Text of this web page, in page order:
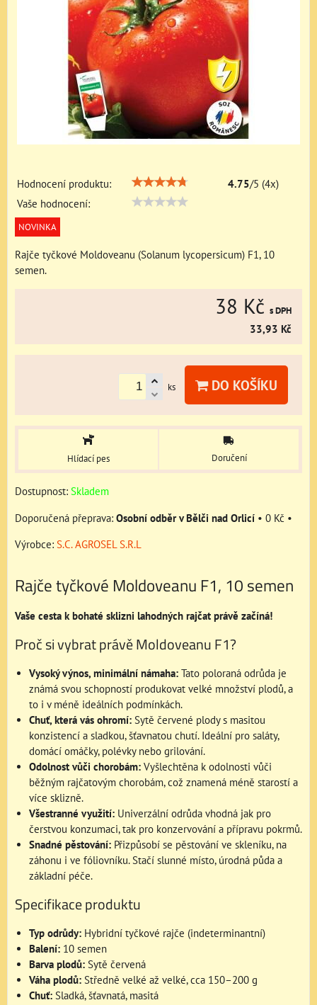
Hodnocení produktu: 4.75/5 (4x)
Vaše hodnocení:
NOVINKA
Rajče tyčkové Moldoveanu (Solanum lycopersicum) F1, 10
semen.
38 Kč s DPH
33,93 Kč
ks DO KOŠÍKU
Hlídací pes Doručení
Dostupnost: Skladem
Osobní odběr v Bělči nad Orlicí • 0 Kč •
Výrobce: S.C. AGROSEL S.R.L
Rajče tyčkové Moldoveanu F1, 10 semen
Vaše cesta k bohaté sklizni lahodných rajčat právě začíná!
Proč si vybrat právě Moldoveanu F1?
Vysoký výnos, minimální námaha: Tato poloraná odrůda je
známá svou schopností produkovat velké množství plodů, a
to i v méně ideálních podmínkách.
Chuť, která vás ohromí: Sytě červené plody s masitou
konzistencí a sladkou, šťavnatou chutí. Ideální pro saláty,
domácí omáčky, polévky nebo grilování.
Odolnost vůči chorobám: Vyšlechtěna k odolnosti vůči
běžným rajčatovým chorobám, což znamená méně starostí a
více sklizně.
Všestranné využití: Univerzální odrůda vhodná jak pro
čerstvou konzumaci, tak pro konzervování a přípravu pokrmů.
Snadné pěstování: Přizpůsobí se pěstování ve skleníku, na
záhonu i ve fóliovníku. Stačí slunné místo, úrodná půda a
základní péče.
Specifikace produktu
Typ odrůdy: Hybridní tyčkové rajče (indeterminantní)
Balení: 10 semen
Barva plodů: Sytě červená
Váha plodů: Středně velké až velké, cca 150–200 g
Chuť: Sladká, šťavnatá, masitá